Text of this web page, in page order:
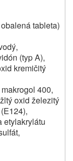
tableta)
(typ A),
kremičitý
400,
oxid železitý
etylakrylátu